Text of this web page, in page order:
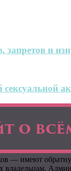
запретов и
— имеют